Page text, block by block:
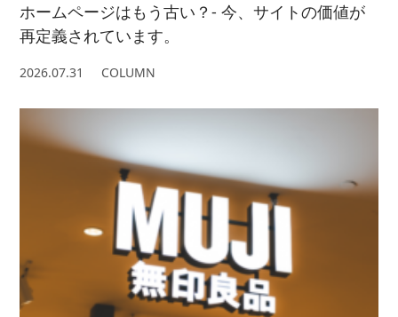
ホームページはもう古い？- 今、サイトの価値が
再定義されています。
2026.07.31 COLUMN